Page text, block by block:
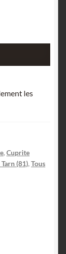
les
, Cuprite
(81), Tous